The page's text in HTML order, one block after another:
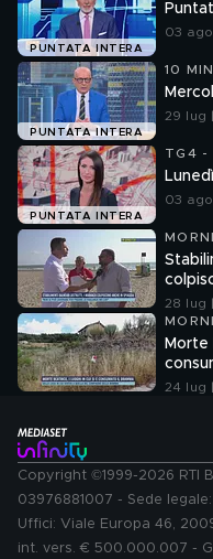
PUNTATA INTERA
03
PUNTATA INTERA
10
29 lug
PUNTATA INTERA
TG4 -
03
28 lug
Morte
24 lug
Copyright ©1999-2026 RTI
03976881007 - Sede
Uffici: Viale Europa 46,
int. vers. € 500.000.007 -